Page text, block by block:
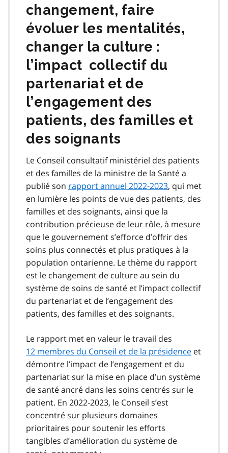
changement, faire
évoluer les mentalités,
changer la culture :
l’impact collectif du
partenariat et de
l’engagement des
patients, des familles et
des soignants
Le Conseil consultatif ministériel des patients
et des familles de la ministre de la Santé a
publié son rapport annuel 2022-2023, qui met
en lumière les points de vue des patients, des
familles et des soignants, ainsi que la
contribution précieuse de leur rôle, à mesure
que le gouvernement s’efforce d’offrir des
soins plus connectés et plus pratiques à la
population ontarienne. Le thème du rapport
est le changement de culture au sein du
système de soins de santé et l’impact collectif
du partenariat et de l’engagement des
patients, des familles et des soignants.
Le rapport met en valeur le travail des
12 membres du Conseil et de la présidence et
démontre l’impact de l’engagement et du
partenariat sur la mise en place d’un système
de santé ancré dans les soins centrés sur le
patient. En 2022-2023, le Conseil s’est
concentré sur plusieurs domaines
prioritaires pour soutenir les efforts
tangibles d’amélioration du système de